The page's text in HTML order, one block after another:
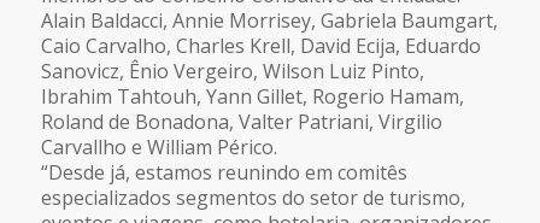
Alain Baldacci, Annie Morrisey, Gabriela Baumgart,
Caio Carvalho, Charles Krell, David Ecija, Eduardo
Sanovicz, Ênio Vergeiro, Wilson Luiz Pinto,
Ibrahim Tahtouh, Yann Gillet, Rogerio Hamam,
Roland de Bonadona, Valter Patriani, Virgilio
Carvallho e William Périco.
“Desde já, estamos reunindo em comitês
especializados segmentos do setor de turismo,